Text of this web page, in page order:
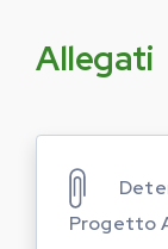
Allegati
Progetto